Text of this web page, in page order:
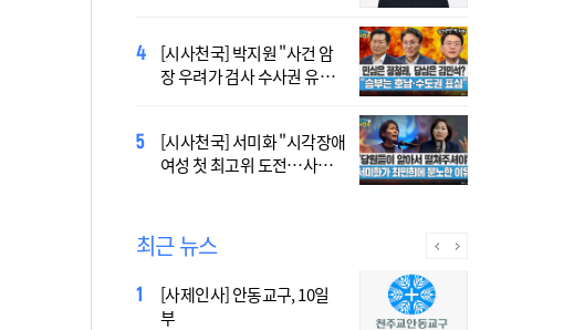
[시사천국] 박지원 "사건 암
장 우려가 검사 수사권 유지
[시사천국] 서미화 "시각장애
여성 첫 최고위 도전…사회
제가 공개…희망의 선율 울
린다
발언 파장…"사석에서도 안
될 말"
최근 뉴스
[사제인사] 안동교구, 10일
부
Priest Who Studied in
Daejeon Becomes China’s